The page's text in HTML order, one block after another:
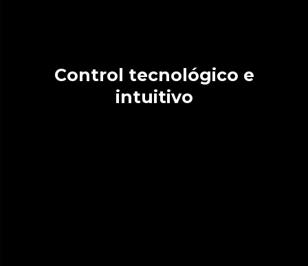
Control tecnológico e
intuitivo